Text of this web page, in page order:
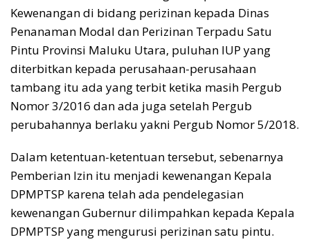
Kewenangan di bidang perizinan kepada Dinas
Penanaman Modal dan Perizinan Terpadu Satu
Pintu Provinsi Maluku Utara, puluhan IUP yang
diterbitkan kepada perusahaan-perusahaan
tambang itu ada yang terbit ketika masih Pergub
Nomor 3/2016 dan ada juga setelah Pergub
perubahannya berlaku yakni Pergub Nomor 5/2018.
Dalam ketentuan-ketentuan tersebut, sebenarnya
Pemberian Izin itu menjadi kewenangan Kepala
DPMPTSP karena telah ada pendelegasian
kewenangan Gubernur dilimpahkan kepada Kepala
DPMPTSP yang mengurusi perizinan satu pintu.